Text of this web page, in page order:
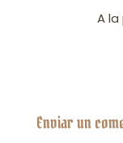
A
Enviar un